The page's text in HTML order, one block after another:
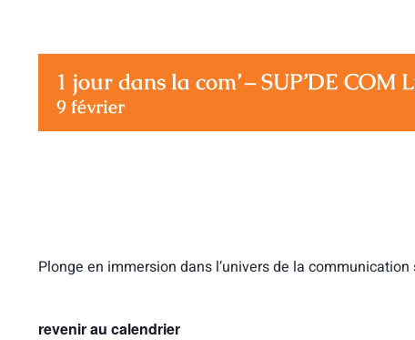
1 jour dans la com’ – SUP’DE COM
9 février
Plonge en immersion dans l’univers de la communication
revenir au calendrier